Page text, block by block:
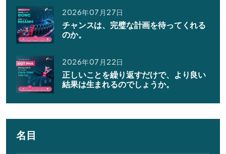
2026年07月27日
チャンスは、完璧な計画を待ってくれる
のか。
2026年07月22日
正しいことを繰り返すだけで、より良い
結果は生まれるのでしょうか。
名目